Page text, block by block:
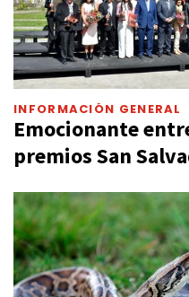
INFORMACIÓN GENERAL
Emocionante
premios San